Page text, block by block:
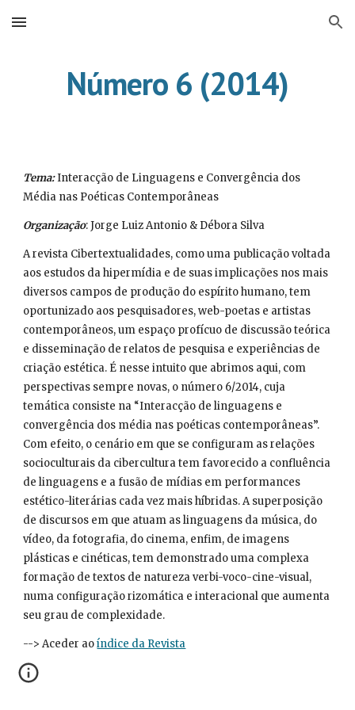
Skip to main content Skip to navigation
Número 6 (2014)
Tema: Interacção de Linguagens e Convergência dos
Média nas Poéticas Contemporâneas
Organização: Jorge Luiz Antonio & Débora Silva
A revista Cibertextualidades, como uma publicação voltada
aos estudos da hipermídia e de suas implicações nos mais
diversos campos de produção do espírito humano, tem
oportunizado aos pesquisadores, web-poetas e artistas
contemporâneos, um espaço profícuo de discussão teórica
e disseminação de relatos de pesquisa e experiências de
criação estética. É nesse intuito que abrimos aqui, com
perspectivas sempre novas, o número 6/2014, cuja
temática consiste na “Interacção de linguagens e
convergência dos média nas poéticas contemporâneas”.
Com efeito, o cenário em que se configuram as relações
socioculturais da cibercultura tem favorecido a confluência
de linguagens e a fusão de mídias em performances
estético-literárias cada vez mais híbridas. A superposição
de discursos em que atuam as linguagens da música, do
vídeo, da fotografia, do cinema, enfim, de imagens
plásticas e cinéticas, tem demonstrado uma complexa
formação de textos de natureza verbi-voco-cine-visual,
numa configuração rizomática e interacional que aumenta
seu grau de complexidade.
--> Aceder ao índice da Revista